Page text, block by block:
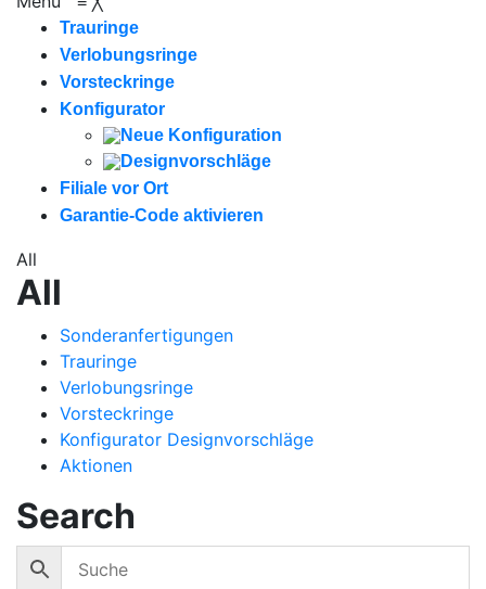
Trauringe
Verlobungsringe
Vorsteckringe
Konfigurator
Neue Konfiguration
Designvorschläge
Filiale vor Ort
Garantie-Code aktivieren
All
All
Sonderanfertigungen
Trauringe
Verlobungsringe
Vorsteckringe
Konfigurator Designvorschläge
Aktionen
Search